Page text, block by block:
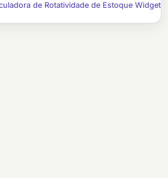
de Rotatividade de Estoque Widget